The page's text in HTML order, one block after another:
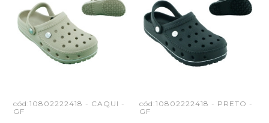
cód:10802222418 - CAQUI -
GF
cód:10802222418 - PRETO -
GF